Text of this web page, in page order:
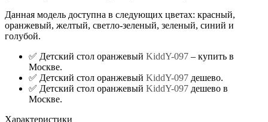
Данная модель доступна в следующих цветах: красный,
оранжевый, желтый, светло-зеленый, зеленый, синий и
голубой.
✅ Детский стол оранжевый KiddY-097 – купить в
Москве.
✅ Детский стол оранжевый KiddY-097 дешево.
✅ Детский стол оранжевый KiddY-097 дешево в
Москве.
Характеристики